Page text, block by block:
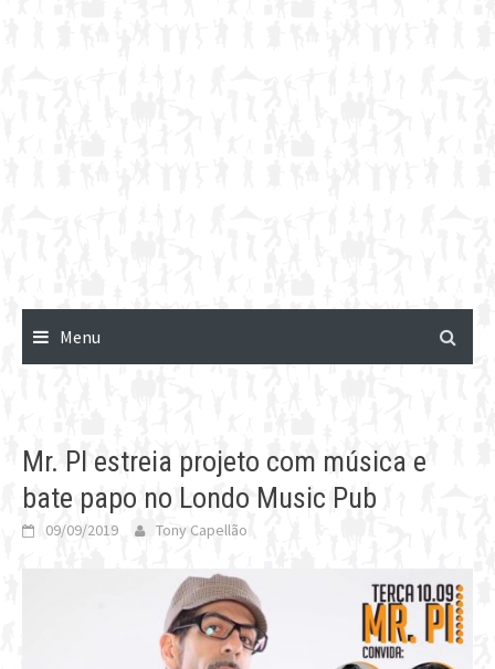
Menu
Mr. PI estreia projeto com música e
bate papo no Londo Music Pub
09/09/2019 Tony Capellão